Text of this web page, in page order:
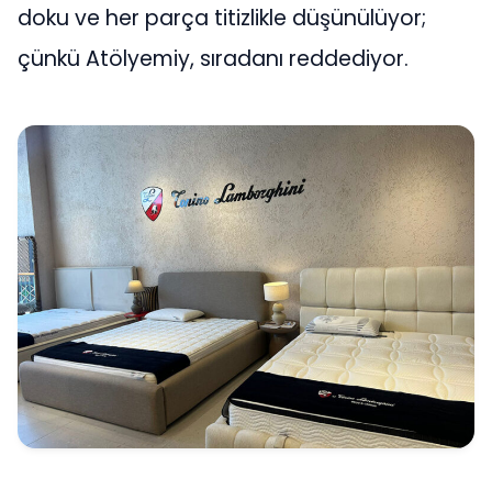
doku ve her parça titizlikle düşünülüyor;
çünkü Atölyemiy, sıradanı reddediyor.